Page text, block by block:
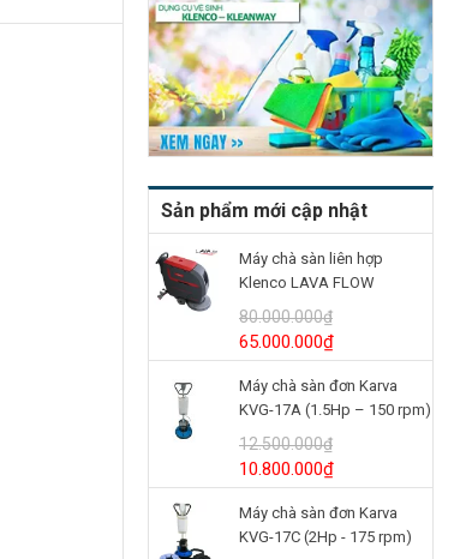
Sản phẩm mới cập nhật
Máy chà sàn liên hợp
Klenco LAVA FLOW
(24V/125Ah)
80.000.000₫
Giá
gốc
là:
80.000.000₫.
65.000.000₫Giá
hiện
tại
là:
Máy chà sàn đơn Karva
KVG-17A (1.5Hp – 150 rpm)
12.500.000₫
Giá
gốc
là:
12.500.000₫.
10.800.000₫Giá
hiện
tại
là:
Máy chà sàn đơn Karva
KVG-17C (2Hp - 175 rpm)